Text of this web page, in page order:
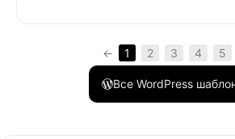
← 1 2 3 4 5
Все WordPress